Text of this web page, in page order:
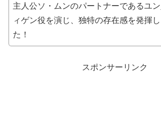
主人公ソ・ムンのパートナーであるユ
ィゲン役を演じ、独特の存在感を発揮
た！
スポンサーリンク